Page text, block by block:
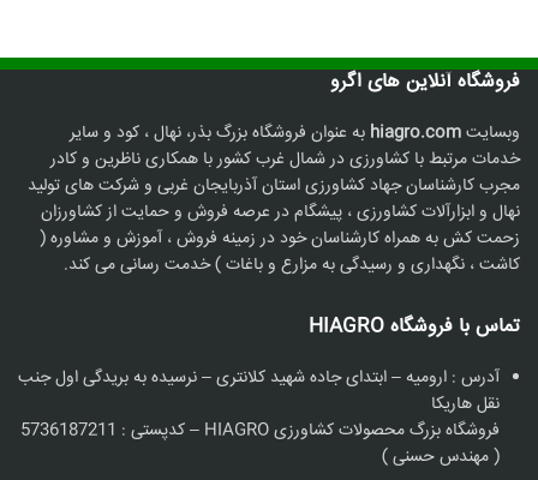
فروشگاه آنلاین های اگرو
وبسایتhiagro.com به عنوان فروشگاه بزرگ بذر، نهال ، کود و سایر
خدمات مرتبط با کشاورزی در شمال غرب کشور با همکاری ناظرین و کادر
مجرب کارشناسان جهاد کشاورزی استان آذربایجان غربی و شرکت های تولید
نهال و ابزارآلات کشاورزی ، پیشگام در عرصه فروش و حمایت از کشاورزان
زحمت کش به همراه کارشناسان خود در زمینه فروش ، آموزش و مشاوره (
کاشت ، نگهداری و رسیدگی به مزارع و باغات ) خدمت رسانی می کند.
تماس با فروشگاه HIAGRO
آدرس : ارومیه – ابتدای جاده شهید کلانتری – نرسیده به بریدگی اول جنب
نقل هاریکا
فروشگاه بزرگ محصولات کشاورزی HIAGRO – کدپستی : 5736187211
( مهندس حسنی )